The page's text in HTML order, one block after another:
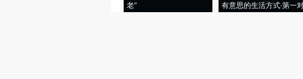
老”
有意思的生活方式·第一